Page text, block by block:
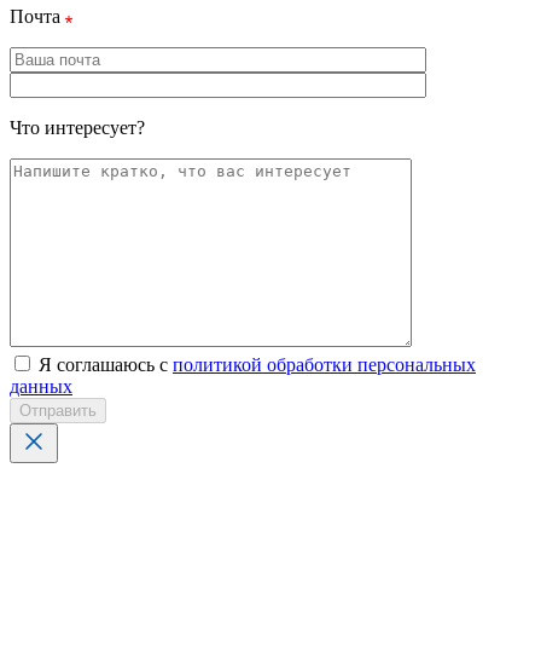
Почта
Что интересует?
Я соглашаюсь с политикой обработки персональных
данных
Отправить